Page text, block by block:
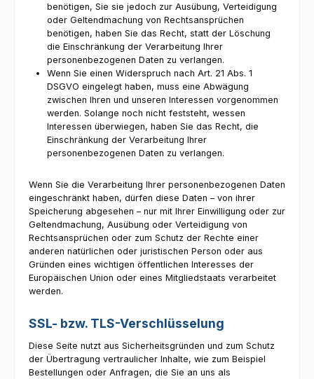
benötigen, Sie sie jedoch zur Ausübung, Verteidigung
oder Geltendmachung von Rechtsansprüchen
benötigen, haben Sie das Recht, statt der Löschung
die Einschränkung der Verarbeitung Ihrer
personenbezogenen Daten zu verlangen.
Wenn Sie einen Widerspruch nach Art. 21 Abs. 1
DSGVO eingelegt haben, muss eine Abwägung
zwischen Ihren und unseren Interessen vorgenommen
werden. Solange noch nicht feststeht, wessen
Interessen überwiegen, haben Sie das Recht, die
Einschränkung der Verarbeitung Ihrer
personenbezogenen Daten zu verlangen.
Wenn Sie die Verarbeitung Ihrer personenbezogenen Daten
eingeschränkt haben, dürfen diese Daten – von ihrer
Speicherung abgesehen – nur mit Ihrer Einwilligung oder zur
Geltendmachung, Ausübung oder Verteidigung von
Rechtsansprüchen oder zum Schutz der Rechte einer
anderen natürlichen oder juristischen Person oder aus
Gründen eines wichtigen öffentlichen Interesses der
Europäischen Union oder eines Mitgliedstaats verarbeitet
werden.
SSL- bzw. TLS-Verschlüsselung
Diese Seite nutzt aus Sicherheitsgründen und zum Schutz
der Übertragung vertraulicher Inhalte, wie zum Beispiel
Bestellungen oder Anfragen, die Sie an uns als